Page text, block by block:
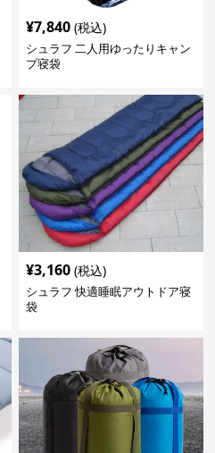
¥7,840 (税込)
シュラフ 二人用ゆったりキャン
プ寝袋
¥3,160 (税込)
シュラフ 快適睡眠アウトドア寝
袋